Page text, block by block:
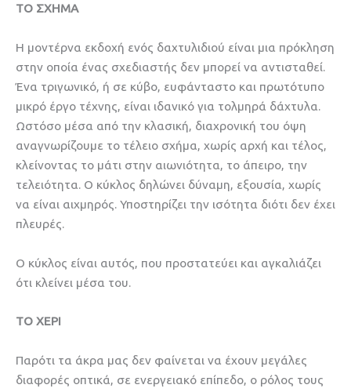
ΤΟ ΣΧΗΜΑ
Η μοντέρνα εκδοχή ενός δαχτυλιδιού είναι μια πρόκληση
στην οποία ένας σχεδιαστής δεν μπορεί να αντισταθεί.
Ένα τριγωνικό, ή σε κύβο, ευφάνταστο και πρωτότυπο
μικρό έργο τέχνης, είναι ιδανικό για τολμηρά δάχτυλα.
Ωστόσο μέσα από την κλασική, διαχρονική του όψη
αναγνωρίζουμε το τέλειο σχήμα, χωρίς αρχή και τέλος,
κλείνοντας το μάτι στην αιωνιότητα, το άπειρο, την
τελειότητα. Ο κύκλος δηλώνει δύναμη, εξουσία, χωρίς
να είναι αιχμηρός. Υποστηρίζει την ισότητα διότι δεν έχει
πλευρές.
Ο κύκλος είναι αυτός, που προστατεύει και αγκαλιάζει
ότι κλείνει μέσα του.
ΤΟ ΧΕΡΙ
Παρότι τα άκρα μας δεν φαίνεται να έχουν μεγάλες
διαφορές οπτικά, σε ενεργειακό επίπεδο, ο ρόλος τους